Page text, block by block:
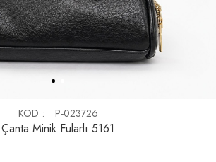
KOD P-023726
Çanta Minik Fularlı 5161